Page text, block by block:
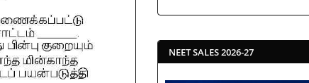
NEET SALES 2026-27